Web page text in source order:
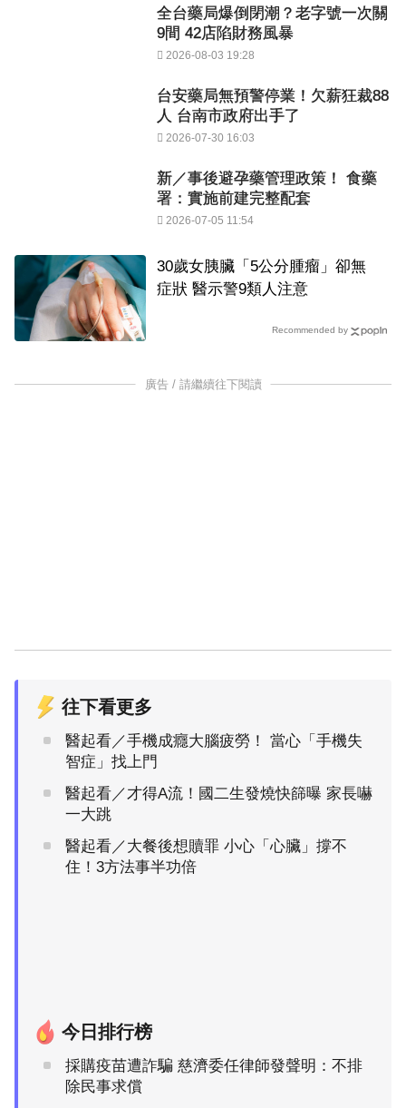
全台藥局爆倒閉潮？老字號一次關
9間 42店陷財務風暴
2026-08-03 19:28
台安藥局無預警停業！欠薪狂裁88
人 台南市政府出手了
2026-07-30 16:03
新／事後避孕藥管理政策！ 食藥
署：實施前建完整配套
2026-07-05 11:54
30歲女胰臟「5公分腫瘤」卻無
症狀 醫示警9類人注意
Recommended by
廣告 / 請繼續往下閱讀
往下看更多
醫起看／手機成癮大腦疲勞！ 當心「手機失
智症」找上門
醫起看／才得A流！國二生發燒快篩曝 家長嚇
一大跳
醫起看／大餐後想贖罪 小心「心臟」撐不
住！3方法事半功倍
今日排行榜
採購疫苗遭詐騙 慈濟委任律師發聲明：不排
除民事求償